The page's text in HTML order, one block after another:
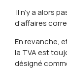
Il n’y a alors
d’affaires
En revanche,
la TVA est
désigné